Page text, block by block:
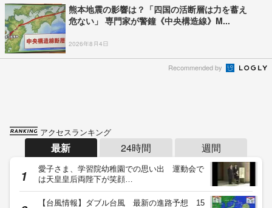
熊本地震の影響は？「四国の活断層は力を蓄え
危ない」 専門家が警鐘《中央構造線》M...
2026年8月4日
Recommended by
アクセスランキング
最新 24時間 週間
愛子さま、学習院幼稚園での思い出 運動会で
は天皇皇后両陛下が笑顔…
【台風情報】ダブル台風 最新の進路予想 15